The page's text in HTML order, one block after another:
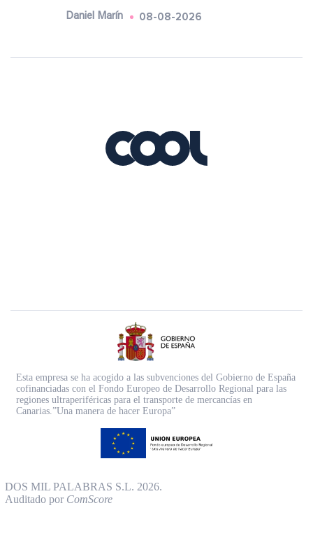
Daniel Marín 08-08-2026
Esta empresa se ha acogido a las subvenciones del Gobierno de España
cofinanciadas con el Fondo Europeo de Desarrollo Regional para las
regiones ultraperiféricas para el transporte de mercancías en
Canarias.”Una manera de hacer Europa”
DOS MIL PALABRAS S.L. 2026.
Auditado por ComScore